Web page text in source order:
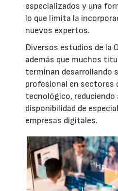
especializados y una
lo que limita la
nuevos expertos.
Diversos estudios de la
además que muchos
terminan desarrollando
profesional en sectores
tecnológico, reduciendo
disponibilidad de
empresas digitales.